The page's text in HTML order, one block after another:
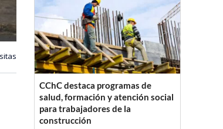
CChC destaca programas de
salud, formación y atención social
para trabajadores de la
construcción